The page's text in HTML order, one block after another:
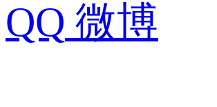
QQ 微博